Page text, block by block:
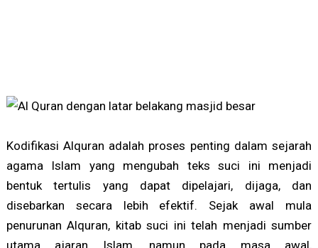
Kodifikasi Alquran adalah proses penting dalam sejarah
agama Islam yang mengubah teks suci ini menjadi
bentuk tertulis yang dapat dipelajari, dijaga, dan
disebarkan secara lebih efektif. Sejak awal mula
penurunan Alquran, kitab suci ini telah menjadi sumber